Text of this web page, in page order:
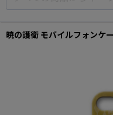
暁の護衛 モバイルフォンケ